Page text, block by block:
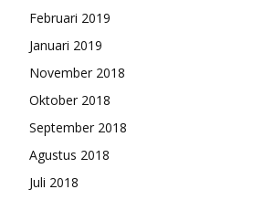
Februari 2019
Januari 2019
November 2018
Oktober 2018
September 2018
Agustus 2018
Juli 2018